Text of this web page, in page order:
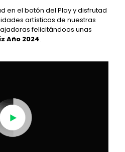
en el botón del Play y disfrutad
artísticas de nuestras
felicitándoos unas
Año 2024.